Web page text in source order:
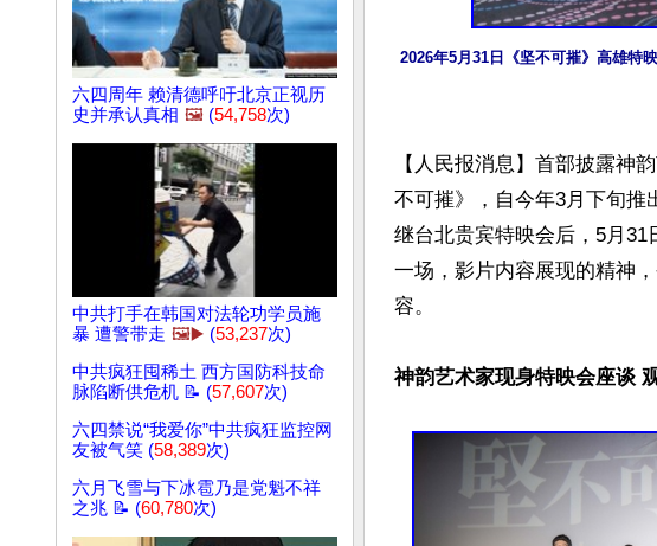
六四周年 赖清德呼吁北京正视历
史并承认真相 🖼️ (54,758次)
中共打手在韩国对法轮功学员施
暴 遭警带走 🖼️▶️ (53,237次)
中共疯狂囤稀土 西方国防科技命
脉陷断供危机 📝 (57,607次)
六四禁说“我爱你”中共疯狂监控网
友被气笑 (58,389次)
六月飞雪与下冰雹乃是党魁不祥
之兆 📝 (60,780次)
2026年5月31日《坚不可摧》高雄特
【人民报消息】首部披露神
不可摧》，自今年3月下旬推
继台北贵宾特映会后，5月
一场，影片内容展现的精神
容。
神韵艺术家现身特映会座谈